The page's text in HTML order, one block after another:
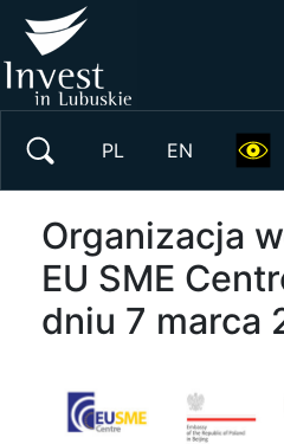
PL EN
Organizacja
EU SME
dniu 7 marca
Wyszukaj w serwisie